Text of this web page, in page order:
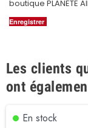
boutique PLANETE
Enregistrer
Les clients
ont
En stock